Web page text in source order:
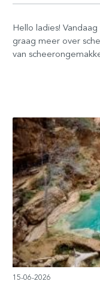
Hello ladies!
graag meer over
van
15-06-2026